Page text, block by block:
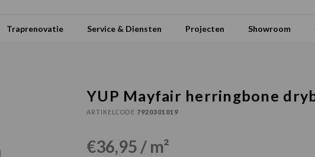
Traprenovatie Service & Diensten Projecten Showroom
YUP Mayfair herringbone
ARTIKELCODE 7920301019
€36,95 / m²